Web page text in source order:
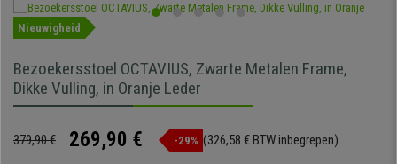
Nieuwigheid
Bezoekersstoel OCTAVIUS, Zwarte Metalen Frame,
Dikke Vulling, in Oranje Leder
379,90 € 269,90 € -29% (326,58 € BTW inbegrepen)